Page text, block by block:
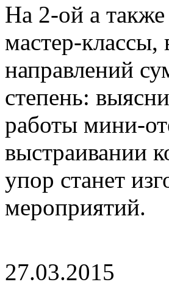
На 2-ой а
мастер-классы,
направлений
степень:
работы мини-
выстраивании
упор станет
мероприятий.
27.03.2015